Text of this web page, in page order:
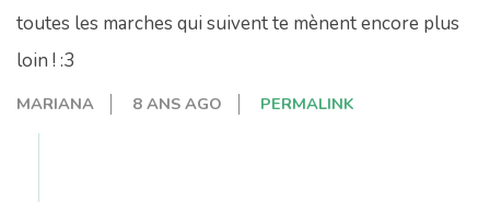
toutes les marches qui suivent te mènent encore plus
loin ! :3
MARIANA 8 ANS AGO PERMALINK